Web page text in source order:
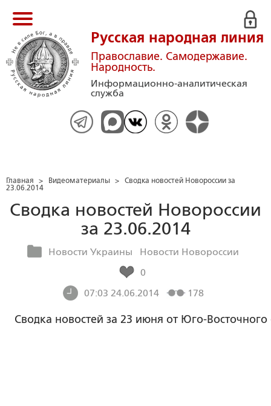
Русская народная линия
Православие. Самодержавие.
Народность.
Информационно-аналитическая
служба
Главная > Видеоматериалы > Сводка новостей Новороссии за
23.06.2014
Сводка новостей Новороссии
за 23.06.2014
Новости Украины
Новости Новороссии
0
07:03 24.06.2014
178
Сводка новостей за 23 июня от Юго-